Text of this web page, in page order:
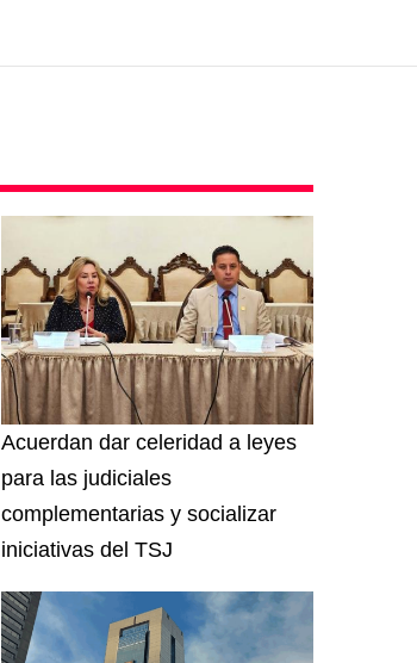
Acuerdan dar celeridad a leyes
para las judiciales
complementarias y socializar
iniciativas del TSJ